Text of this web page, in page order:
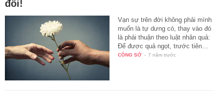
đổi!
Vạn sự trên đời không phải mình
muốn là tự dưng có, thay vào đó
là phải thuận theo luật nhân quả:
Để được quả ngọt, trước tiên…
CÔNG SỞ - 7 năm trước